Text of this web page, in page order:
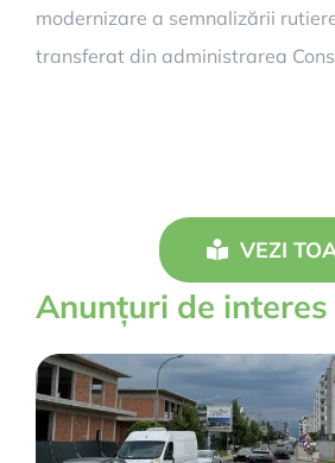
modernizare a semnalizării
transferat din administrarea
VEZI
Anunțuri de